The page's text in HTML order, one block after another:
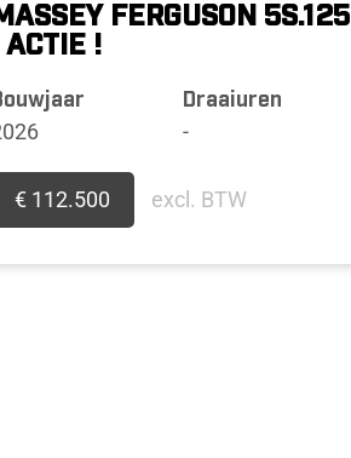
FERGUSON 5S.125
ACTIE !
Draaiuren
-
€ 112.500 excl. BTW